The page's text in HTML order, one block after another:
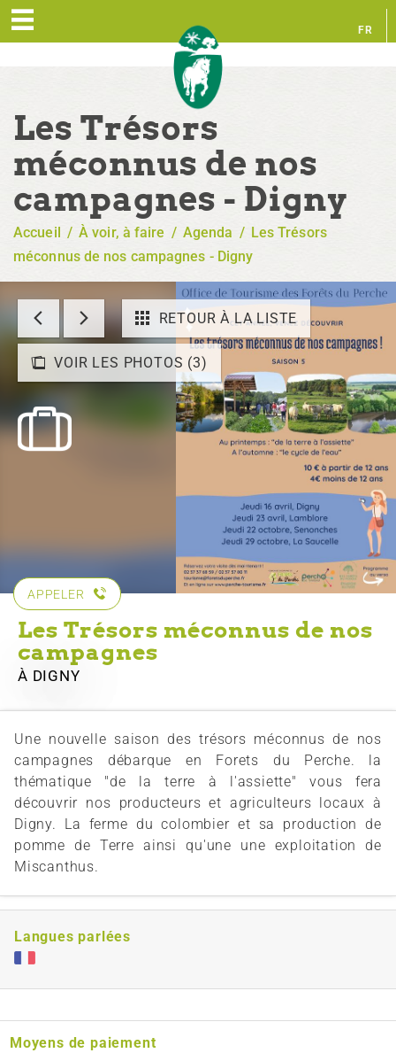
FR
Les Trésors
méconnus de nos
campagnes - Digny
Accueil / À voir, à faire / Agenda / Les Trésors
méconnus de nos campagnes - Digny
RETOUR À LA LISTE
VOIR LES PHOTOS (3)
APPELER
Les Trésors méconnus de nos
campagnes
À DIGNY
Une nouvelle saison des trésors méconnus de nos
campagnes débarque en Forets du Perche. la
thématique "de la terre à l'assiette" vous fera
découvrir nos producteurs et agriculteurs locaux à
Digny. La ferme du colombier et sa production de
pomme de Terre ainsi qu'une une exploitation de
Miscanthus.
Langues parlées
Moyens de paiement